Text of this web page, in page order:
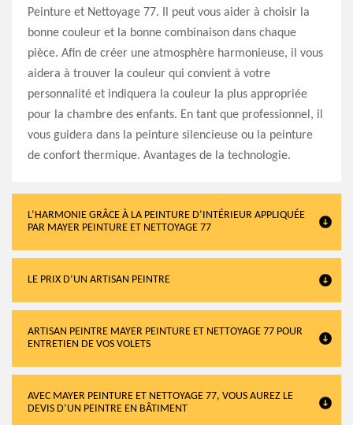
Peinture et Nettoyage 77. Il peut vous aider à choisir la
bonne couleur et la bonne combinaison dans chaque
pièce. Afin de créer une atmosphère harmonieuse, il vous
aidera à trouver la couleur qui convient à votre
personnalité et indiquera la couleur la plus appropriée
pour la chambre des enfants. En tant que professionnel, il
vous guidera dans la peinture silencieuse ou la peinture
de confort thermique. Avantages de la technologie.
L’HARMONIE GRÂCE À LA PEINTURE D’INTÉRIEUR APPLIQUÉE
PAR MAYER PEINTURE ET NETTOYAGE 77
LE PRIX D’UN ARTISAN PEINTRE
ARTISAN PEINTRE MAYER PEINTURE ET NETTOYAGE 77 POUR
ENTRETIEN DE VOS VOLETS
AVEC MAYER PEINTURE ET NETTOYAGE 77, VOUS AUREZ LE
DEVIS D’UN PEINTRE EN BÂTIMENT